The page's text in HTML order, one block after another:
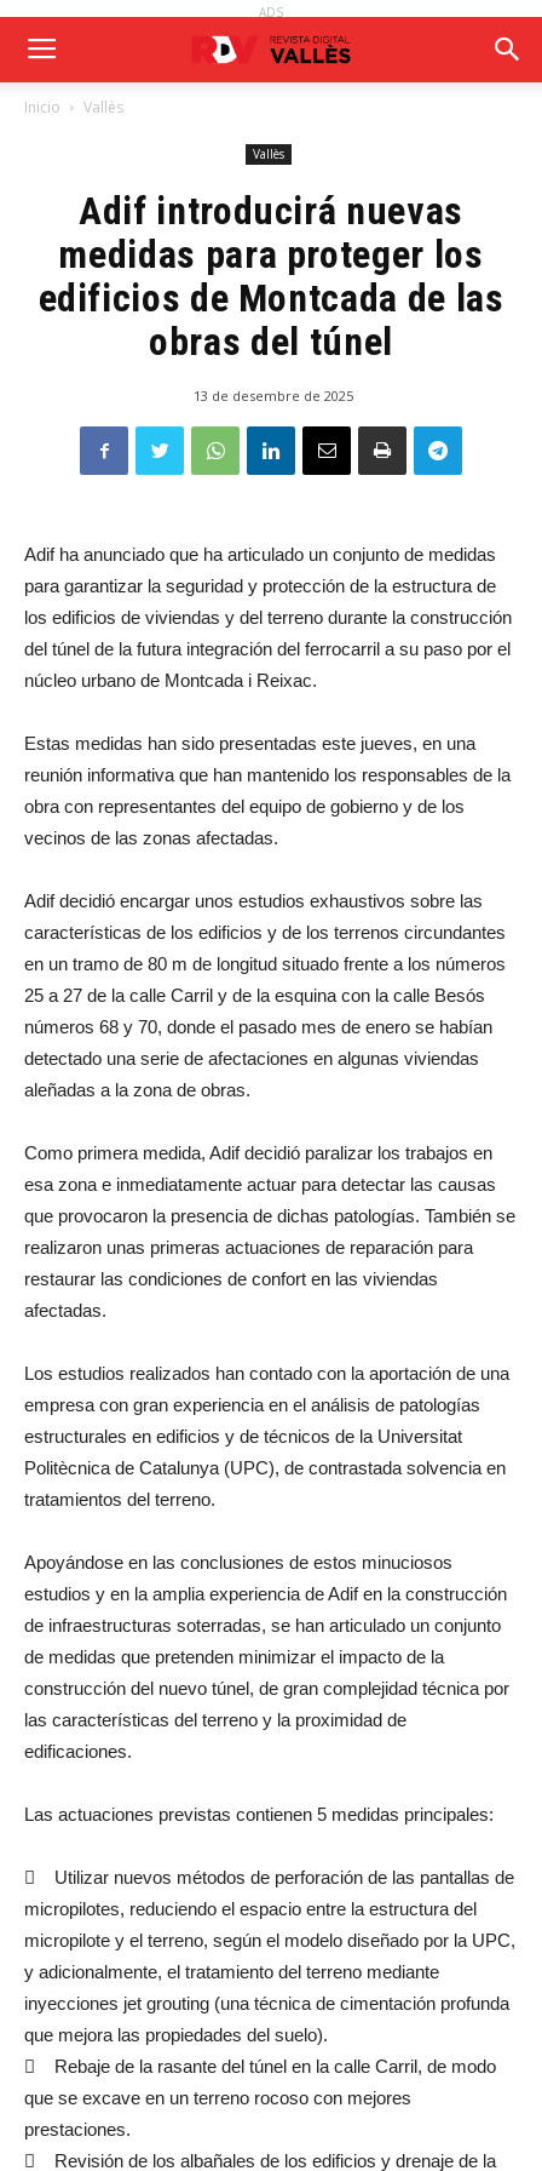
ADS
Inicio Vallès
Vallès
Adif introducirá nuevas
medidas para proteger los
edificios de Montcada de las
obras del túnel
13 de desembre de 2025
Adif ha anunciado que ha articulado un conjunto de medidas
para garantizar la seguridad y protección de la estructura de
los edificios de viviendas y del terreno durante la construcción
del túnel de la futura integración del ferrocarril a su paso por el
núcleo urbano de Montcada i Reixac.
Estas medidas han sido presentadas este jueves, en una
reunión informativa que han mantenido los responsables de la
obra con representantes del equipo de gobierno y de los
vecinos de las zonas afectadas.
Adif decidió encargar unos estudios exhaustivos sobre las
características de los edificios y de los terrenos circundantes
en un tramo de 80 m de longitud situado frente a los números
25 a 27 de la calle Carril y de la esquina con la calle Besós
números 68 y 70, donde el pasado mes de enero se habían
detectado una serie de afectaciones en algunas viviendas
aleñadas a la zona de obras.
Como primera medida, Adif decidió paralizar los trabajos en
esa zona e inmediatamente actuar para detectar las causas
que provocaron la presencia de dichas patologías. También se
realizaron unas primeras actuaciones de reparación para
restaurar las condiciones de confort en las viviendas
afectadas.
Los estudios realizados han contado con la aportación de una
empresa con gran experiencia en el análisis de patologías
estructurales en edificios y de técnicos de la Universitat
Politècnica de Catalunya (UPC), de contrastada solvencia en
tratamientos del terreno.
Apoyándose en las conclusiones de estos minuciosos
estudios y en la amplia experiencia de Adif en la construcción
de infraestructuras soterradas, se han articulado un conjunto
de medidas que pretenden minimizar el impacto de la
construcción del nuevo túnel, de gran complejidad técnica por
las características del terreno y la proximidad de
edificaciones.
Las actuaciones previstas contienen 5 medidas principales:
 Utilizar nuevos métodos de perforación de las pantallas de
micropilotes, reduciendo el espacio entre la estructura del
micropilote y el terreno, según el modelo diseñado por la UPC,
y adicionalmente, el tratamiento del terreno mediante
inyecciones jet grouting (una técnica de cimentación profunda
que mejora las propiedades del suelo).
 Rebaje de la rasante del túnel en la calle Carril, de modo
que se excave en un terreno rocoso con mejores
prestaciones.
 Revisión de los albañales de los edificios y drenaje de la